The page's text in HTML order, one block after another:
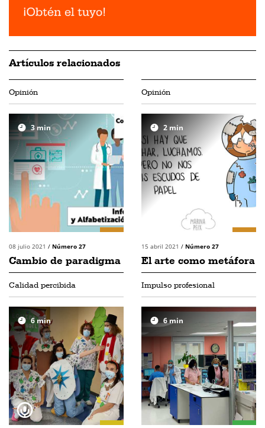
Artículos relacionados
Opinión
3min
08 julio 2021 / Número 27
Cambio de paradigma
Opinión
2 min
15 abril 2021 / Número 27
El arte como metáfora
Calidad percibida
6min
Impulso profesional
6min